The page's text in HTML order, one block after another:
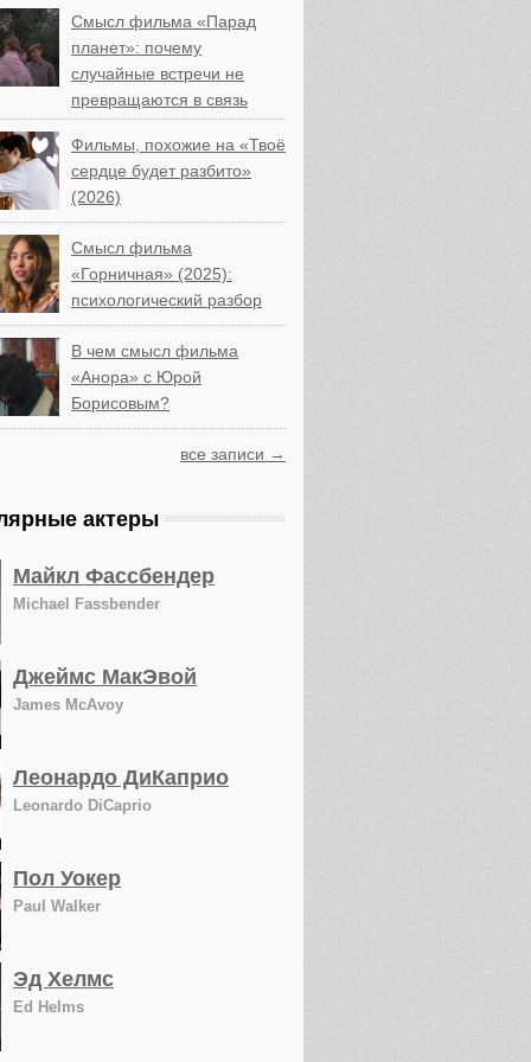
Смысл фильма «Парад
планет»: почему
случайные встречи не
превращаются в связь
Фильмы, похожие на «Твоё
сердце будет разбито»
(2026)
Смысл фильма
«Горничная» (2025):
психологический разбор
В чем смысл фильма
«Анора» с Юрой
Борисовым?
все записи →
актеры
Майкл Фассбендер
Michael Fassbender
Джеймс МакЭвой
James McAvoy
Леонардо ДиКаприо
Leonardo DiCaprio
Пол Уокер
Paul Walker
Эд Хелмс
Ed Helms